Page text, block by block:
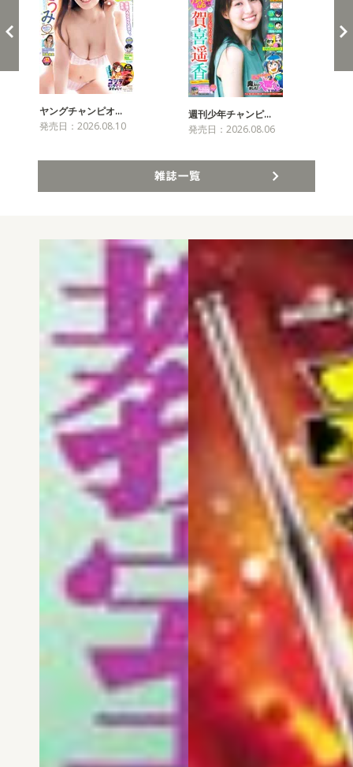
ヤングチャンピオ…
発売日：2026.08.10
週刊少年チャンピ…
発売日：2026.08.06